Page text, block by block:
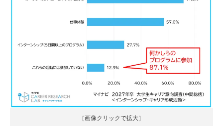
［画像クリックで拡大］